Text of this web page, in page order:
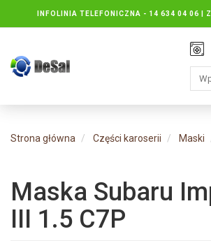
INFOLINIA TELEFONICZNA - 14 634 04 06 |
PONIEDZIAŁKU DO PIĄTKU : 8.30 DO 16.30,
Strona główna Części karoserii Maski
Maska Subaru
III 1.5 C7P